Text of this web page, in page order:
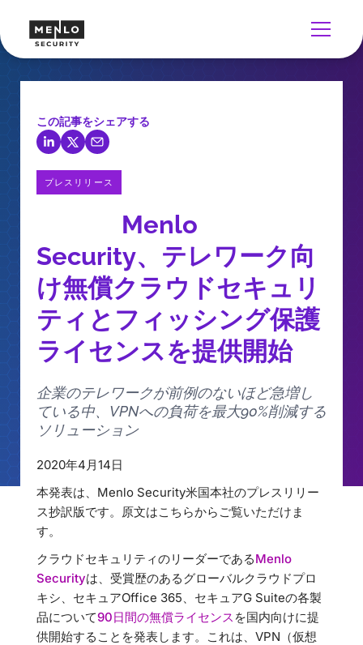
この記事をシェアする
プレスリリース
Menlo
Security、テレワーク向
け無償クラウドセキュリ
ティとフィッシング保護
ライセンスを提供開始
企業のテレワークが前例のないほど急増し
ている中、VPNへの負荷を最大90%削減する
ソリューション
2020年4月14日
本発表は、Menlo Security米国本社のプレスリリー
ス抄訳版です。原文はこちらからご覧いただけま
す。
クラウドセキュリティのリーダーであるMenlo
Securityは、受賞歴のあるグローバルクラウドプロ
キシ、セキュアOffice 365、セキュアG Suiteの各製
品について90日間の無償ライセンス を国内向けに提
供開始することを発表します。これは、VPN（仮想